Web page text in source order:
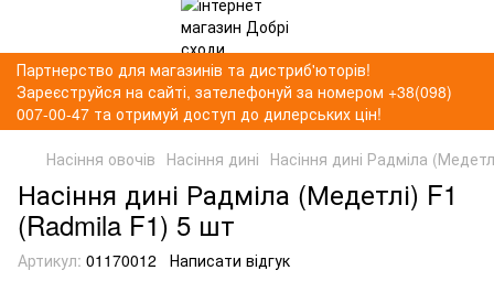
Партнерство для магазинів та дистриб'юторів!
Зареєструйся на сайті, зателефонуй за номером +38(098)
007-00-47 та отримуй доступ до дилерських цін!
Насіння овочів Насіння дині Насіння дині Радміла
Насіння дині Радміла (Медетлі) F1
(Radmila F1) 5 шт
Артикул: 01170012 Написати відгук